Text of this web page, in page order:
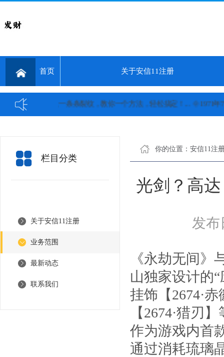
首页 关于安信11注册
舌头上一条条裂纹，教你一个方法，轻松搞定！... 🌞1971年7月
栏目分类
关于安信11注册
业务范围
最新动态
联系我们
你的位置： 安信11注
光剑？高
发布
《永劫无间》
山独家设计的
挂饰【2674·
【2674·猎刃
作为游戏内首
通过消耗琉璃